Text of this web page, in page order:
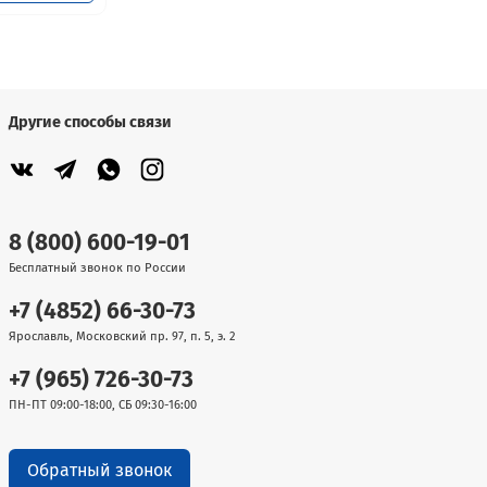
Другие способы связи
8 (800) 600-19-01
Бесплатный звонок по России
+7 (4852) 66-30-73
Ярославль, Московский пр. 97, п. 5, э. 2
+7 (965) 726-30-73
ПН-ПТ 09:00-18:00, СБ 09:30-16:00
Обратный звонок